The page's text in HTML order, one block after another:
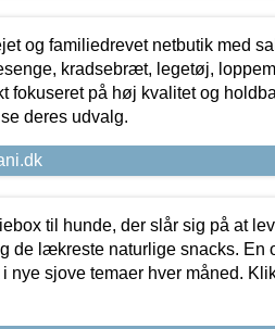
og familiedrevet netbutik med
kradsebræt, legetøj,
fokuseret på høj kvalitet og
deres udvalg.
til hunde, der slår sig på at
de lækreste naturlige snacks. En
nye sjove temaer hver måned.